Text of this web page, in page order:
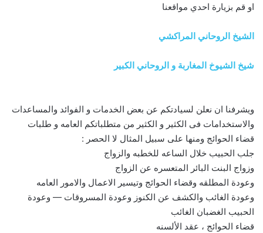
او قم بزيارة احدي مواقعنا
الشيخ الروحاني المراكشي
شيخ الشيوخ المغاربة و الروحاني الكبير
ويشرفنا ان نعلن لسيادتكم عن بعض الخدمات و الفوائد والمساعدات
والاستخدامات فى الكثير و الكثير من متطلباتكم العامه و طلبات
قضاء الحوائج ومنها على سبيل المثال لا الحصر :
جلب الحبيب خلال الساعه للخطبه والزواج
وزواج البنت البائر المتعسره عن الزواج
وعودة المطلقه وقضاء الحوائج وتيسير الاعمال والامور العامه
وعودة الغائب والكشف عن الكنوز وعودة المسروقات — وعودة
الحبيب الغضبان الغائب
قضاء الحوائج ، عقد الألسنه